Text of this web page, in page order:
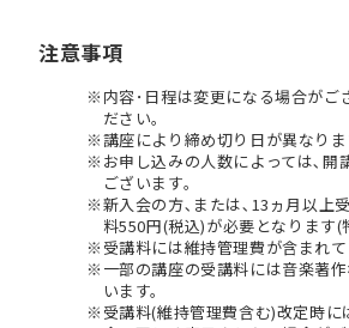
注意事項
内容･日程は変更になる場合がご
ださい。
講座により締め切り日が異なりま
お申し込みの人数によっては､開
ございます。
新入会の方､または､13ヵ月以上
料550円(税込)が必要となります(
受講料には維持管理費が含まれて
一部の講座の受講料には音楽著
います。
受講料(維持管理費含む)改定時